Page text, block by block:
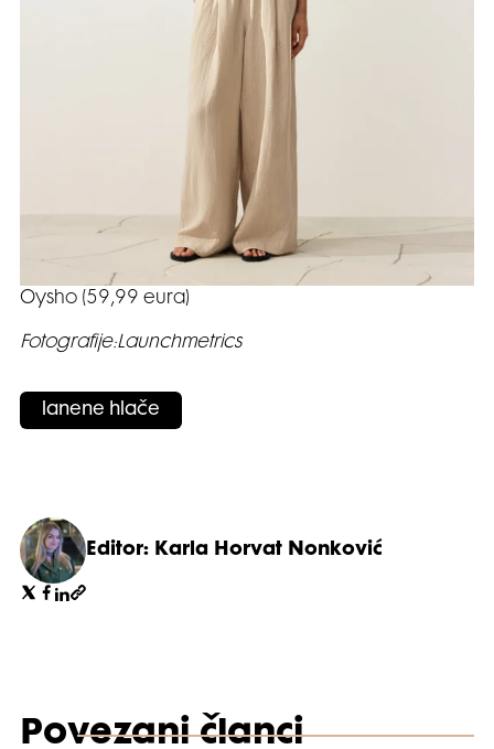
Oysho (59,99 eura)
Fotografije:Launchmetrics
lanene hlače
Editor: Karla Horvat Nonković
Povezani članci